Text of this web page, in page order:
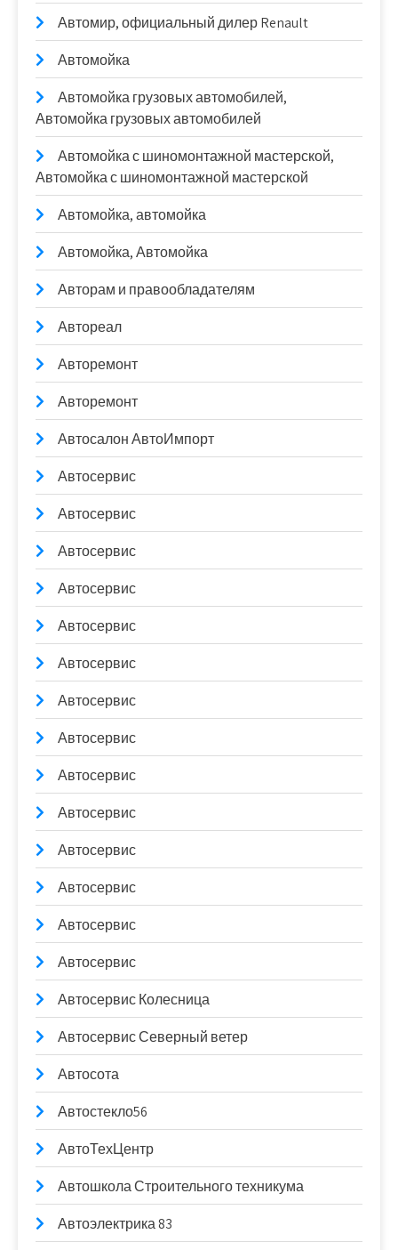
Автомир, официальный дилер Renault
Автомойка
Автомойка грузовых автомобилей,
Автомойка грузовых автомобилей
Автомойка с шиномонтажной мастерской,
Автомойка с шиномонтажной мастерской
Автомойка, автомойка
Автомойка, Автомойка
Авторам и правообладателям
Автореал
Авторемонт
Авторемонт
Автосалон АвтоИмпорт
Автосервис
Автосервис
Автосервис
Автосервис
Автосервис
Автосервис
Автосервис
Автосервис
Автосервис
Автосервис
Автосервис
Автосервис
Автосервис
Автосервис
Автосервис Колесница
Автосервис Северный ветер
Автосота
Автостекло56
АвтоТехЦентр
Автошкола Строительного техникума
Автоэлектрика 83